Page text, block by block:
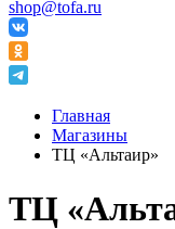
shop@tofa.ru
Главная
Магазины
ТЦ «Альтаир»
ТЦ